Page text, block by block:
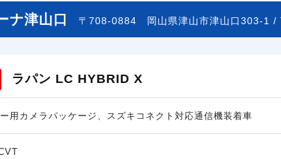
ナ津山口 〒708-0884 岡山県津山市津山口303-1 /
ラパン LC HYBRID X
用カメラパッケージ、スズキコネクト対応通信機装着車